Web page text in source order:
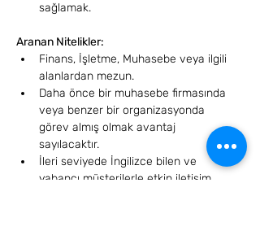
sağlamak.
Aranan Nitelikler:
Finans, İşletme, Muhasebe veya ilgili
alanlardan mezun.
Daha önce bir muhasebe firmasında
veya benzer bir organizasyonda
görev almış olmak avantaj
sayılacaktır.
İleri seviyede İngilizce bilen ve
yabancı müşterilerle etkin iletişim